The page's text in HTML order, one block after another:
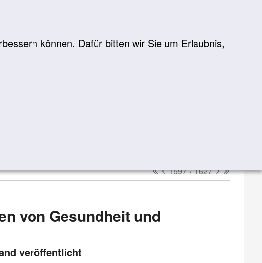
können. Dafür bitten wir Sie um Erlaubnis,
erster
vorheriger
1597/1627nächster
letzter
von Gesundheit und
veröffentlicht